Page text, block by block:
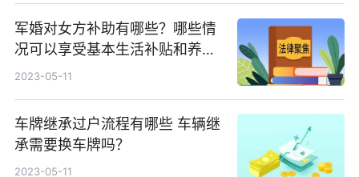
军婚对女方补助有哪些？哪些情
况可以享受基本生活补贴和养老
和医疗保险个人账户补贴待遇？
2023-05-11
车牌继承过户流程有哪些 车辆继
承需要换车牌吗？
2023-05-11